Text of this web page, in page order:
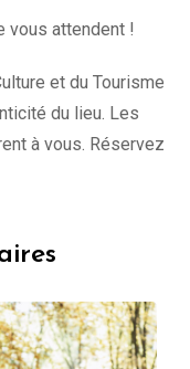
vous attendent !
et du Tourisme
du lieu. Les
à vous. Réservez